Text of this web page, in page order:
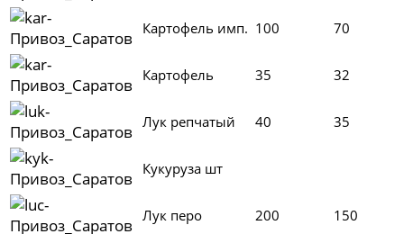
Картофель имп. 100 70
Картофель 35 32
Лук репчатый 40 35
Кукуруза шт
Лук перо 200 150